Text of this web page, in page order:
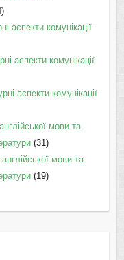
аспекти комунікації
аспекти комунікації
аспекти комунікації
мови та
(31)
мови та
(19)